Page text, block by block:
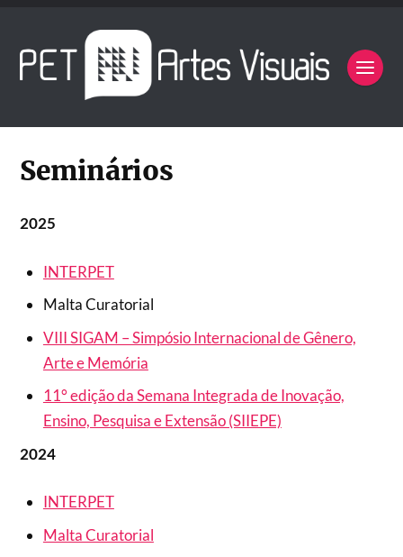
Seminários
2025
INTERPET
Malta Curatorial
VIII SIGAM – Simpósio Internacional de Gênero,
Arte e Memória
11° edição da Semana Integrada de Inovação,
Ensino, Pesquisa e Extensão (SIIEPE)
2024
INTERPET
Malta Curatorial